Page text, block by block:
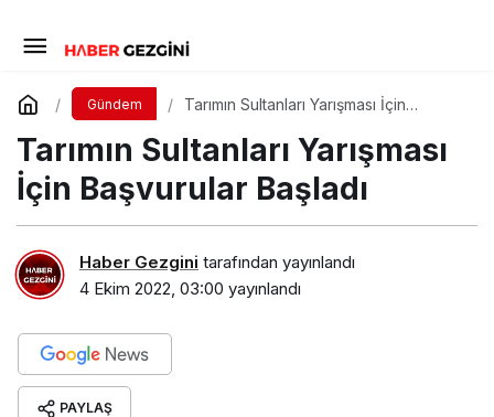
Gündem
Tarımın Sultanları Yarışması İçin
Tarımın Sultanları Yarışması
İçin Başvurular Başladı
Haber Gezgini tarafından yayınlandı
4 Ekim 2022, 03:00 yayınlandı
PAYLAŞ